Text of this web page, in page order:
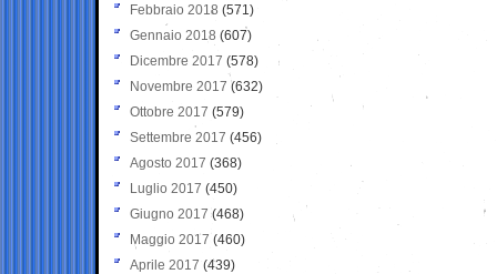
Febbraio 2018 (571)
Gennaio 2018 (607)
Dicembre 2017 (578)
Novembre 2017 (632)
Ottobre 2017 (579)
Settembre 2017 (456)
Agosto 2017 (368)
Luglio 2017 (450)
Giugno 2017 (468)
Maggio 2017 (460)
Aprile 2017 (439)